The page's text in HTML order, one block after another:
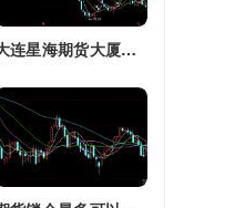
大连星海期货大厦四区改建(大连星海广场期货大厦)